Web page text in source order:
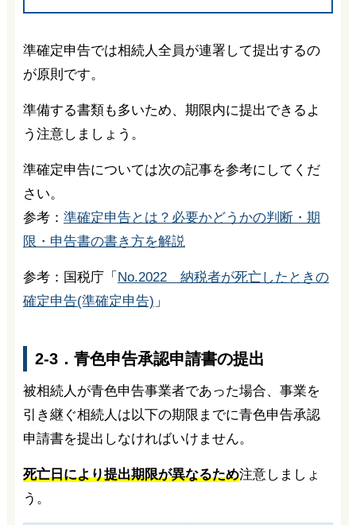
準確定申告では相続人全員が連署して提出するの
が原則です。
準備する書類も多いため、期限内に提出できるよ
う注意しましょう。
準確定申告については次の記事を参考にしてくだ
さい。
参考： 準確定申告とは？必要かどうかの判断・期
限・申告書の書き方を解説
参考：国税庁「 No.2022 納税者が死亡したときの
確定申告(準確定申告) 」
2-3．青色申告承認申請書の提出
被相続人が青色申告事業者であった場合、事業を
引き継ぐ相続人は以下の期限までに青色申告承認
申請書を提出しなければいけません。
死亡日により提出期限が異なるため注意しましょ
う。